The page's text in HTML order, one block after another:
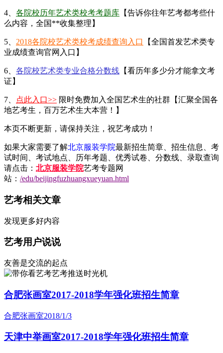
4、 各院校历年艺术类校考考题库 【告诉你往年艺考都考些什
么内容，全国**收集整理】
5、 2018各院校艺术类校考成绩查询入口
【全国首发艺术类专
业成绩查询官网入口】
6、 各院校艺术类专业合格分数线 【看历年多少分才能拿文考
证】
7、 点此入口>> 限时免费加入全国艺术生的社群【汇聚全国各
地艺考生，百万艺术生大本营！】
本页不断更新，请保持关注，祝艺考成功！
如果大家需要了解北京服装学院最新招生简章、招生信息、考
试时间、考试地点、历年考题、优秀试卷、分数线、录取查询
请点击： 北京服装学院艺考专题网
站： /edu/beijingfuzhuangxueyuan.html
艺考相关文章
发现更多好内容
艺考用户说说
友善是交流的起点
艺考推送时光机
合肥张画室2017-2018学年强化班招生简章
合肥张画室2018/1/3
天津中举画室2017-2018学年强化班招生简章